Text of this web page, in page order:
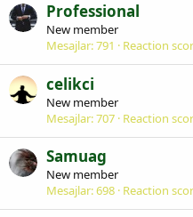
Professional
New member
Mesajlar 791 Reaction
celikci
New member
Mesajlar 707 Reaction
Samuag
New member
Mesajlar 698 Reaction